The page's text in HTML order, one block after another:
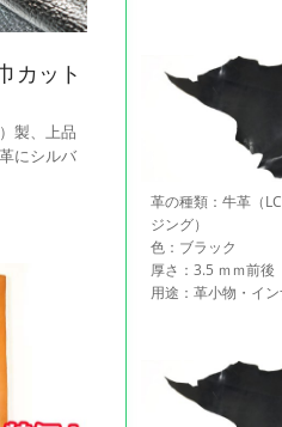
カット
製、上品
にシルバ
革の種類：牛革（
ジング）
色：ブラック
厚さ：3.5 ｍｍ前後
用途：革小物・イ